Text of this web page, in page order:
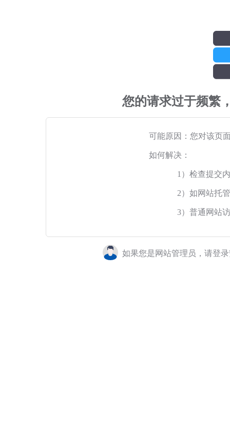
您的请求过于频繁
可能原因：您对该页
如何解决：
1）检查提交
2）如网站托
3）普通网站
如果您是网站管理员，请登